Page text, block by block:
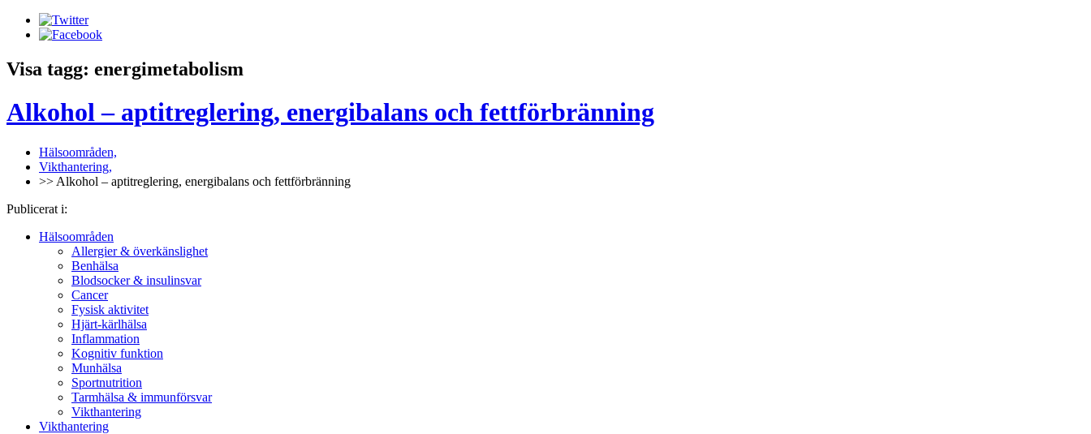
Visa tagg: energimetabolism
Alkohol – aptitreglering, energibalans och fettförbränning
Hälsoområden,
Vikthantering,
>> Alkohol – aptitreglering, energibalans och fettförbränning
Publicerat i:
Hälsoområden
Allergier & överkänslighet
Benhälsa
Blodsocker & insulinsvar
Cancer
Fysisk aktivitet
Hjärt-kärlhälsa
Inflammation
Kognitiv funktion
Munhälsa
Sportnutrition
Tarmhälsa & immunförsvar
Vikthantering
Vikthantering